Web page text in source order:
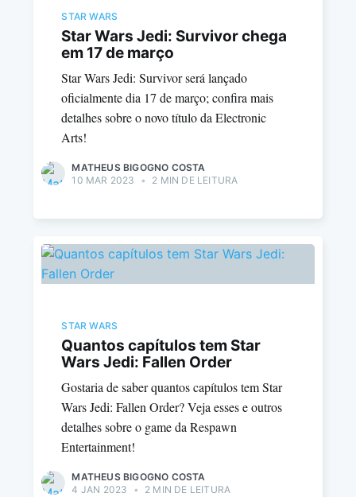
STAR WARS
Star Wars Jedi: Survivor chega
em 17 de março
Star Wars Jedi: Survivor será lançado
oficialmente dia 17 de março; confira mais
detalhes sobre o novo título da Electronic
Arts!
MATHEUS BIGOGNO COSTA
10 MAR 2023
• 2 MIN DE LEITURA
STAR WARS
Quantos capítulos tem Star
Wars Jedi: Fallen Order
Gostaria de saber quantos capítulos tem Star
Wars Jedi: Fallen Order? Veja esses e outros
detalhes sobre o game da Respawn
Entertainment!
MATHEUS BIGOGNO COSTA
4 JAN 2023
• 2 MIN DE LEITURA